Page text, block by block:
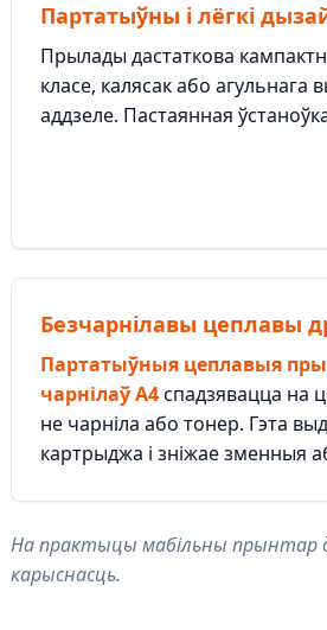
Партатыўны і лёгкі
Прылады дастаткова
класе, калясак або агульнага
аддзеле. Пастаянная
Безчарнілавы цеплавы
Партатыўныя цеплавыя
чарнілаў A4спадзявацца на
не чарніла або тонер. Гэта
картрыджа і зніжае зменныя
На практыцы мабільны прынтар
карыснасць.